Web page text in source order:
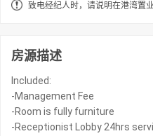
致电经纪人时，请说明在港湾置
房源描述
Included:
-Management Fee
-Room is fully furniture
-Receptionist Lobby 24hrs